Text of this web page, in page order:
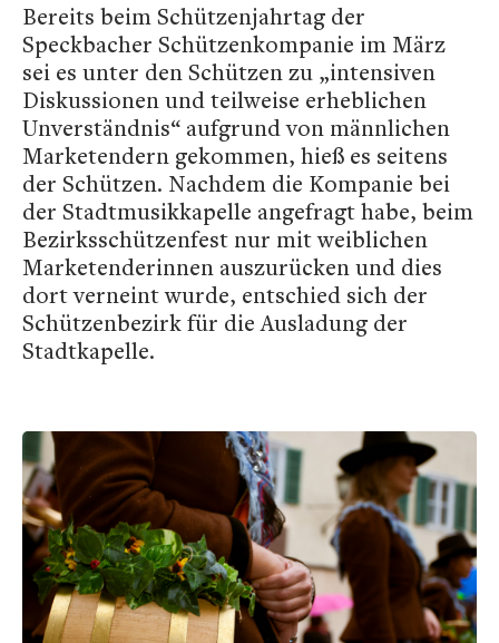
Bereits beim Schützenjahrtag der
Speckbacher Schützenkompanie im März
sei es unter den Schützen zu „intensiven
Diskussionen und teilweise erheblichen
Unverständnis“ aufgrund von männlichen
Marketendern gekommen, hieß es seitens
der Schützen. Nachdem die Kompanie bei
der Stadtmusikkapelle angefragt habe, beim
Bezirksschützenfest nur mit weiblichen
Marketenderinnen auszurücken und dies
dort verneint wurde, entschied sich der
Schützenbezirk für die Ausladung der
Stadtkapelle.